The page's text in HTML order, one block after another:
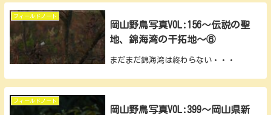
フィールドノート
岡山野鳥写真VOL:156～伝説の聖
地、錦海湾の干拓地～⑥
まだまだ錦海湾は終わらない・・・
フィールドノート
岡山野鳥写真VOL:399～岡山県新